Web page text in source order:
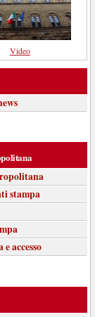
Video
stampa
accesso